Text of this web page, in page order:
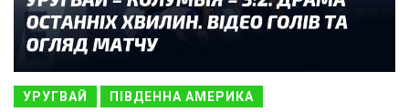
УРУГВАЙ ПІВДЕННА АМЕРИКА